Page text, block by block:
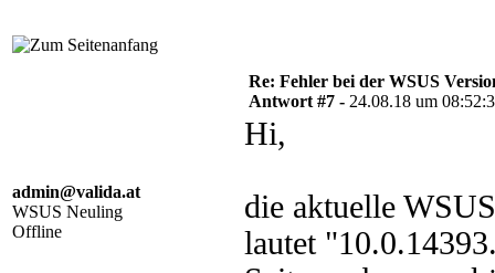
admin@valida.at
WSUS Neuling
Offline
Re: Fehler bei der WSUS
Antwort #7 - 24.08.18 um
Hi,
die aktuelle
lautet